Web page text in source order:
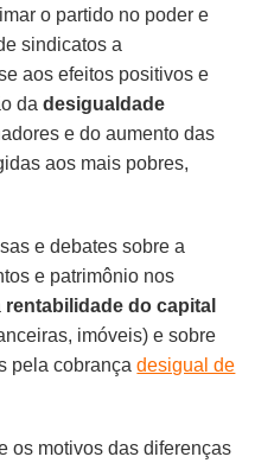
o partido no poder e
sindicatos a
aos efeitos positivos e
dadesigualdade
e do aumento das
aos mais pobres,
e debates sobre a
e patrimônio nos
rentabilidade do capital
imóveis) e sobre
pela cobrançadesigual de
os motivos das diferenças